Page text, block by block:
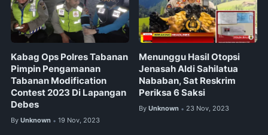
Kabag Ops Polres Tabanan
Pimpin Pengamanan
Tabanan Modification
Contest 2023 Di Lapangan
Debes
By Unknown • 19 Nov, 2023
Menunggu Hasil Otopsi
Jenasah Aldi Sahilatua
Nababan, Sat Reskrim
Periksa 6 Saksi
By Unknown • 23 Nov, 2023